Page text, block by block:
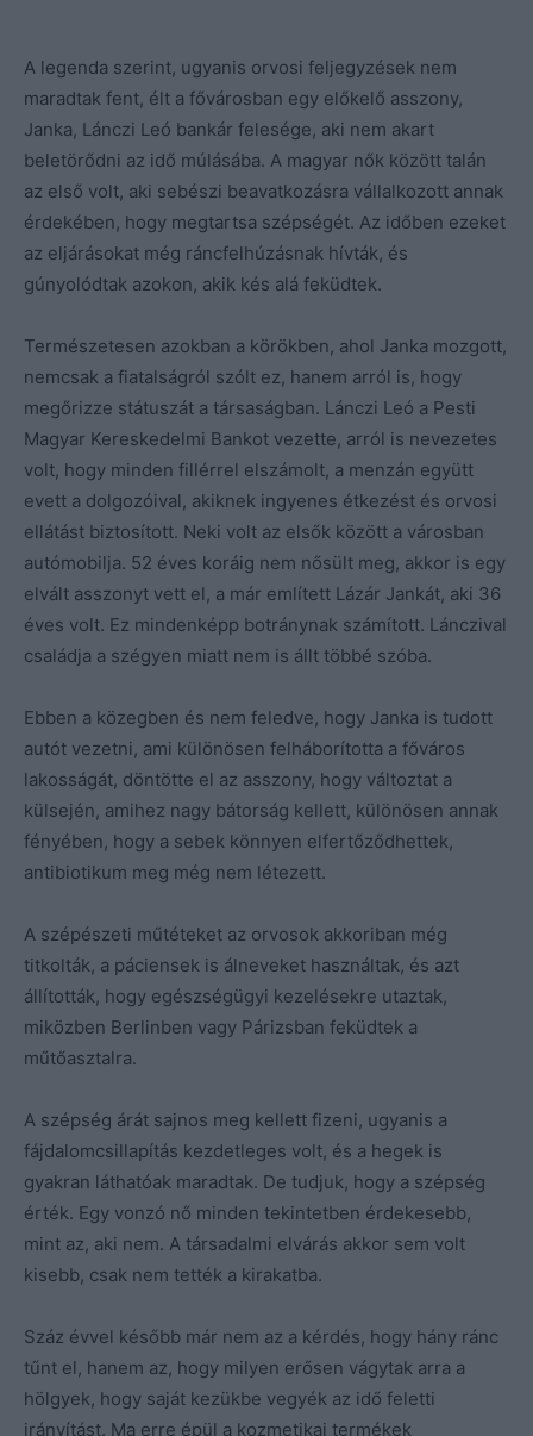
A legenda szerint, ugyanis orvosi feljegyzések nem
maradtak fent, élt a fővárosban egy előkelő asszony,
Janka, Lánczi Leó bankár felesége, aki nem akart
beletörődni az idő múlásába. A magyar nők között talán
az első volt, aki sebészi beavatkozásra vállalkozott annak
érdekében, hogy megtartsa szépségét. Az időben ezeket
az eljárásokat még ráncfelhúzásnak hívták, és
gúnyolódtak azokon, akik kés alá feküdtek.
Természetesen azokban a körökben, ahol Janka mozgott,
nemcsak a fiatalságról szólt ez, hanem arról is, hogy
megőrizze státuszát a társaságban. Lánczi Leó a Pesti
Magyar Kereskedelmi Bankot vezette, arról is nevezetes
volt, hogy minden fillérrel elszámolt, a menzán együtt
evett a dolgozóival, akiknek ingyenes étkezést és orvosi
ellátást biztosított. Neki volt az elsők között a városban
autómobilja. 52 éves koráig nem nősült meg, akkor is egy
elvált asszonyt vett el, a már említett Lázár Jankát, aki 36
éves volt. Ez mindenképp botránynak számított. Lánczival
családja a szégyen miatt nem is állt többé szóba.
Ebben a közegben és nem feledve, hogy Janka is tudott
autót vezetni, ami különösen felháborította a főváros
lakosságát, döntötte el az asszony, hogy változtat a
külsején, amihez nagy bátorság kellett, különösen annak
fényében, hogy a sebek könnyen elfertőződhettek,
antibiotikum meg még nem létezett.
A szépészeti műtéteket az orvosok akkoriban még
titkolták, a páciensek is álneveket használtak, és azt
állították, hogy egészségügyi kezelésekre utaztak,
miközben Berlinben vagy Párizsban feküdtek a
műtőasztalra.
A szépség árát sajnos meg kellett fizeni, ugyanis a
fájdalomcsillapítás kezdetleges volt, és a hegek is
gyakran láthatóak maradtak. De tudjuk, hogy a szépség
érték. Egy vonzó nő minden tekintetben érdekesebb,
mint az, aki nem. A társadalmi elvárás akkor sem volt
kisebb, csak nem tették a kirakatba.
Száz évvel később már nem az a kérdés, hogy hány ránc
tűnt el, hanem az, hogy milyen erősen vágytak arra a
hölgyek, hogy saját kezükbe vegyék az idő feletti
irányítást. Ma erre épül a kozmetikai termékek